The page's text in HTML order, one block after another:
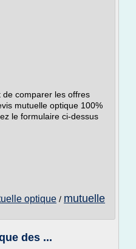
de comparer les offres
mutuelle optique 100%
le formulaire ci-dessus
optique / mutuelle
des ...